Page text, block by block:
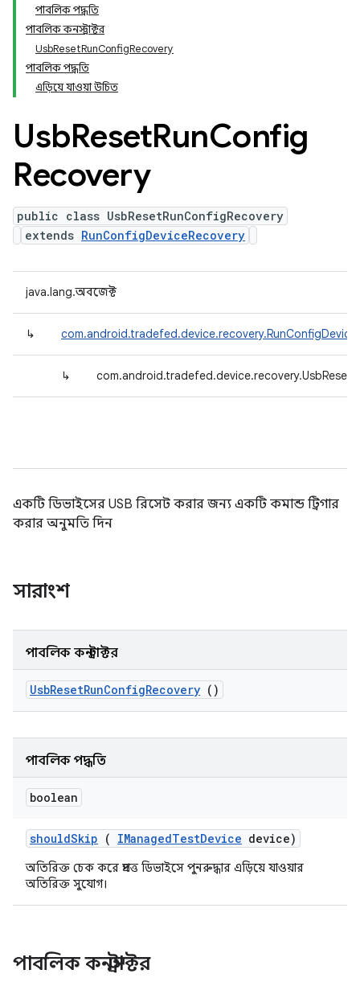
পাবলিক পদ্ধতি
পাবলিক কনস্ট্রাক্টর
UsbResetRunConfigRecovery
পাবলিক পদ্ধতি
এড়িয়ে যাওয়া উচিত
UsbResetRunConfig
Recovery
public class UsbResetRunConfigRecovery
extends RunConfigDeviceRecovery
java.lang.অবজেক্ট
↳
↳
একটি ডিভাইসের USB রিসেট করার জন্য একটি কমান্ড ট্রিগার
করার অনুমতি দিন
সারাংশ
পাবলিক কনস্ট্রাক্টর
UsbResetRunConfigRecovery ()
পাবলিক পদ্ধতি
boolean
shouldSkip ( IManagedTestDevice device)
অতিরিক্ত চেক করে প্রদত্ত ডিভাইসে পুনরুদ্ধার এড়িয়ে যাওয়ার
অতিরিক্ত সুযোগ।
পাবলিক কনস্ট্রাক্টর